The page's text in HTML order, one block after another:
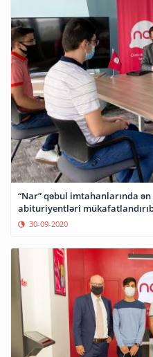
“Nar” qəbul imtahanlarında
abituriyentləri
30-09-2020